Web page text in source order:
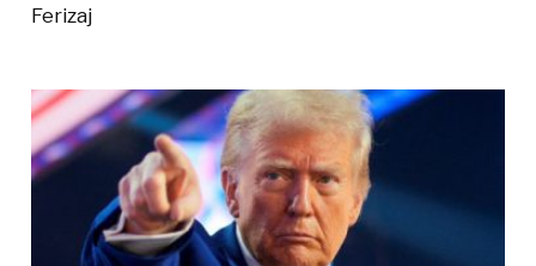
Ferizaj